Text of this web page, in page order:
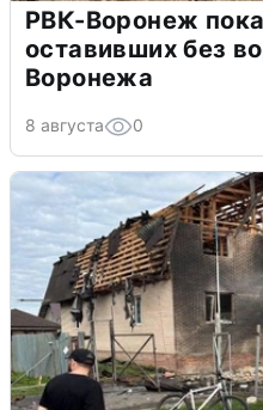
РВК-Воронеж
оставивших без
Воронежа
8 августа 0